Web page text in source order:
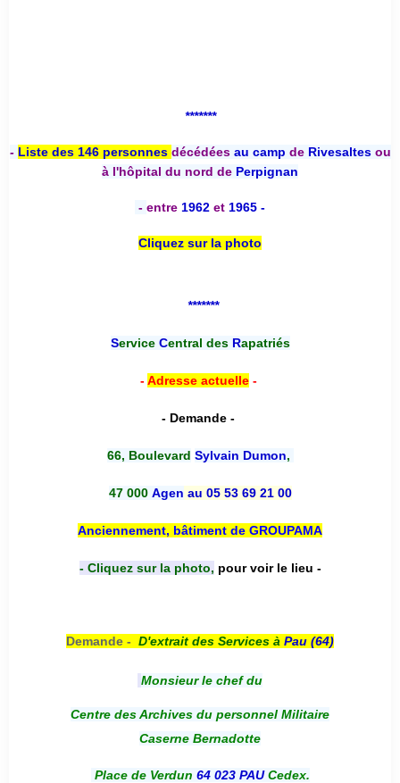
*******
- Liste des 146 personnes décédées au camp deRivesaltesou
à l'hôpital du nord de Perpignan
- entre 1962 et 1965 -
Cliquez sur la photo
*******
Service Central desRapatriés
-Adresse actuelle-
- Demande -
66, Boulevard Sylvain Dumon,
47 000 Agen au 05 53 69 21 00
Anciennement, bâtiment de GROUPAMA
- Cliquez sur la photo, pour voir le lieu -
Demande - D'extrait des Services à Pau (64)
Monsieur le chef du
Centre des Archives du personnel Militaire
Caserne Bernadotte
Place de Verdun 64 023 PAUCedex.